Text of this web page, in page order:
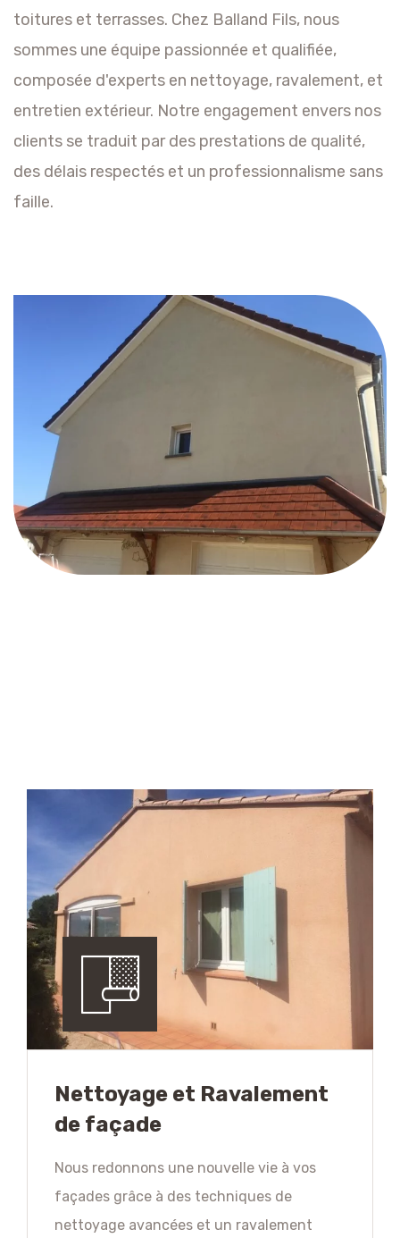
toitures et terrasses. Chez Balland Fils, nous
sommes une équipe passionnée et qualifiée,
composée d'experts en nettoyage, ravalement, et
entretien extérieur. Notre engagement envers nos
clients se traduit par des prestations de qualité,
des délais respectés et un professionnalisme sans
faille.
Nettoyage et Ravalement
de façade
Nous redonnons une nouvelle vie à vos
façades grâce à des techniques de
nettoyage avancées et un ravalement